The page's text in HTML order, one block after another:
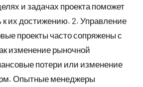
и задачах проекта поможет
к их достижению. 2. Управление
проекты часто сопряжены с
изменение рыночной
потери или изменение
Опытные менеджеры